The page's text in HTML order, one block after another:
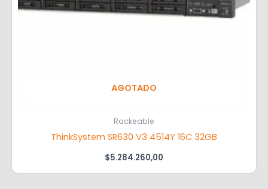
AGOTADO
Rackeable
ThinkSystem SR630 V3 4514Y 16C 32GB
$5.284.260,00